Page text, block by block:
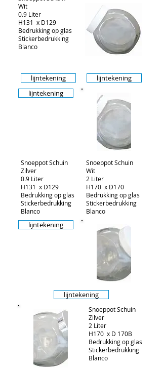
Wit
0.9 Liter
H131 x D129
Bedrukking op glas
Stickerbedrukking
Blanco
lijntekening
lijntekening
lijntekening
Snoeppot Schuin
Zilver
0.9 Liter
H131 x D129
Bedrukking op glas
Stickerbedrukking
Blanco
Snoeppot Schuin
Wit
2 Liter
H170 x D170
Bedrukking op glas
Stickerbedrukking
Blanco
lijntekening
lijntekening
Snoeppot Schuin
Zilver
2 Liter
H170 x D 170B
Bedrukking op glas
Stickerbedrukking
Blanco